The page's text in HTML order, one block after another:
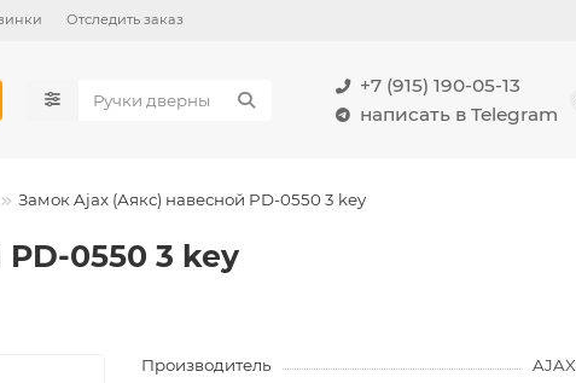
Отследить заказ
+7 (915) 190-05-13
написать в Telegram
Замок Ajax (Аякс) навесной PD-0550 3 key
0550 3 key
Производитель
AJAX